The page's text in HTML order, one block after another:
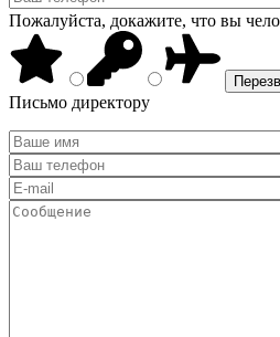
Пожалуйста, докажите, что вы
Письмо директору